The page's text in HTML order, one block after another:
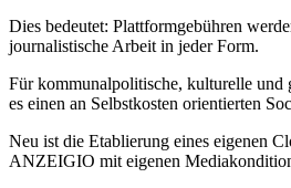
Dies bedeutet: Plattformgebühren
journalistische Arbeit in jeder Form.
Für kommunalpolitische, kulturelle und
es einen an Selbstkosten orientierten
Neu ist die Etablierung eines eigenen
ANZEIGIO mit eigenen